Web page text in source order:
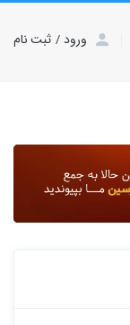
ورود ثبت نام